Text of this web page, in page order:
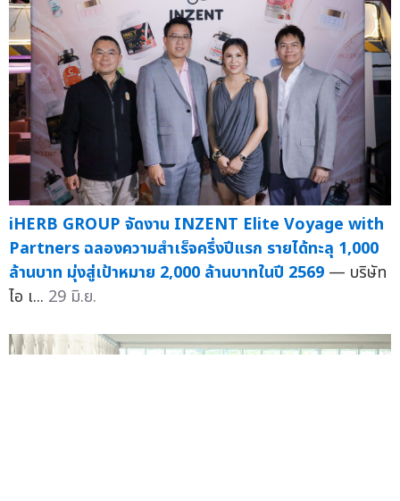
iHERB GROUP จัดงาน INZENT Elite Voyage with
Partners ฉลองความสำเร็จครึ่งปีแรก รายได้ทะลุ 1,000
ล้านบาท มุ่งสู่เป้าหมาย 2,000 ล้านบาทในปี 2569 — บริษัท
ไอ เ... 29 มิ.ย.